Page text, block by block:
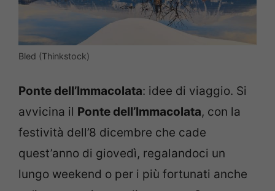
Bled (Thinkstock)
Ponte dell’Immacolata: idee di viaggio. Si
avvicina il Ponte dell’Immacolata, con la
festività dell’8 dicembre che cade
quest’anno di giovedì, regalandoci un
lungo weekend o per i più fortunati anche